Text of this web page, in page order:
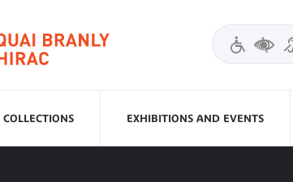
COLLECTIONS EXHIBITIONS AND EVENTS